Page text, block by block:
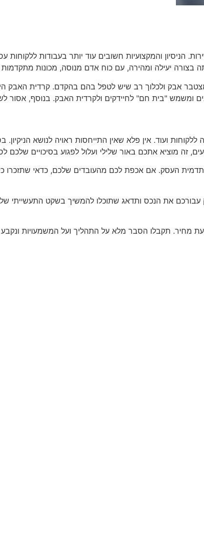
הניסיון והמקצועיות חשובים עוד יותר בעבודות
יעילה ומהירה, עם כוח אדם מנוסה, מכונות מתקדמות
אבק ולכלוך רב שיש לטפל בהם בהקדם. קרדית האבק
"בית חם" לחיידקים ולקרדית האבק. בנוסף, אסור
ועוד. אין פלא שאין התייחסות ראויה לנושא
מוציא אתכם באור שלילי ועלול לפגוע בסיכויים שלכם
עבורכם את הנכס ותדאג שתוכלו להמשיך בשקט התעשייתי
מחיר. תקבלו הסבר מלא על התהליך ועל המשמעויות